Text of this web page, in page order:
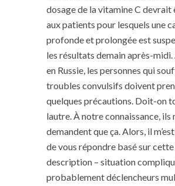
dosage de la vitamine C
aux patients pour lesquels une
profonde et prolongée est
les résultats demain après-midi.
en Russie, les personnes qui
troubles convulsifs doivent
quelques précautions. Doit-on
lautre. À notre connaissance, ils
demandent que ça. Alors, il
de vous répondre basé sur
description – situation
probablement déclencheurs